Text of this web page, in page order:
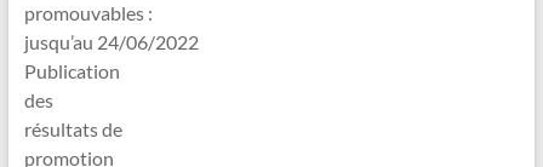
promouvables :
jusqu’au 24/06/2022
Publication
des
résultats de
promotion